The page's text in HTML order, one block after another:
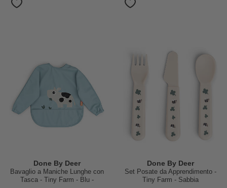
Done By Deer
Bavaglio a Maniche Lunghe con
Tasca - Tiny Farm - Blu -
Done By Deer
Set Posate da Apprendimento -
Tiny Farm - Sabbia